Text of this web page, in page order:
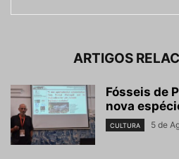
ARTIGOS
Fósseis de
nova
CULTURA 5 de